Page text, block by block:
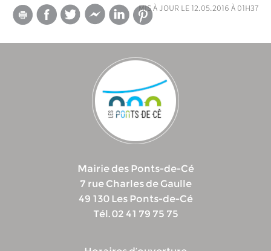
mis à jour le 12.05.2016 à 01h37
Mairie des Ponts-de-Cé
7 rue Charles de Gaulle
49 130 Les Ponts-de-Cé
Tél. 02 41 79 75 75